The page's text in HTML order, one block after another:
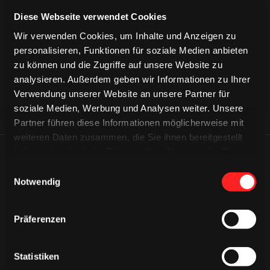
Diese Webseite verwendet Cookies
Wir verwenden Cookies, um Inhalte und Anzeigen zu
personalisieren, Funktionen für soziale Medien anbieten
zu können und die Zugriffe auf unsere Website zu
analysieren. Außerdem geben wir Informationen zu Ihrer
Verwendung unserer Website an unsere Partner für
soziale Medien, Werbung und Analysen weiter. Unsere
Partner führen diese Informationen möglicherweise mit
weiteren Daten zusammen, die Sie ihnen bereitgestellt
Notwendig
Präferenzen
Statistiken
CAPS & CO
CAPS & CO
CAPS & CO